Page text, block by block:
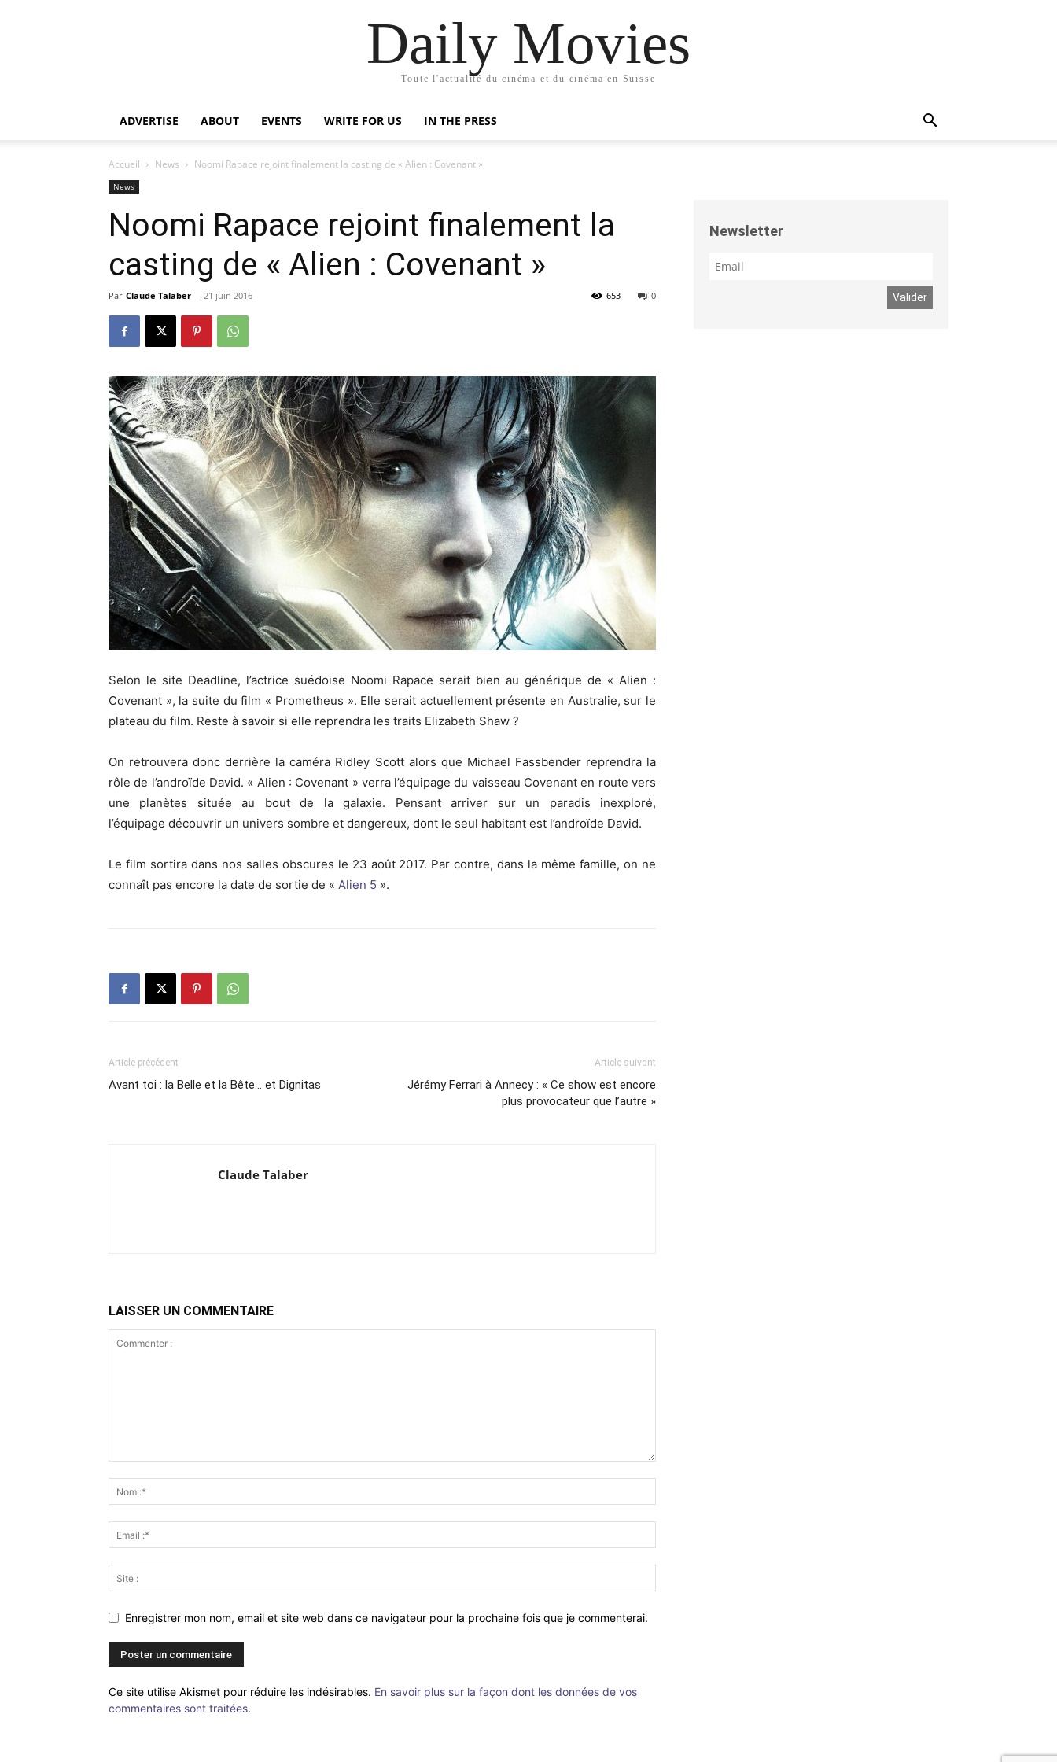
Daily Movies
Toute l'actualité du cinéma et du cinéma en Suisse
ADVERTISE ABOUT EVENTS WRITE FOR US IN THE PRESS
Accueil News Noomi Rapace rejoint finalement la casting de « Alien : Covenant »
News
Noomi Rapace rejoint finalement la
casting de « Alien : Covenant »
Par Claude Talaber - 21 juin 2016 0
653
Selon le site Deadline, l’actrice suédoise Noomi Rapace serait bien au générique de « Alien :
Covenant », la suite du film « Prometheus ». Elle serait actuellement présente en Australie, sur le
plateau du film. Reste à savoir si elle reprendra les traits Elizabeth Shaw ?
On retrouvera donc derrière la caméra Ridley Scott alors que Michael Fassbender reprendra la
rôle de l’androïde David. « Alien : Covenant » verra l’équipage du vaisseau Covenant en route vers
une planètes située au bout de la galaxie. Pensant arriver sur un paradis inexploré,
l’équipage découvrir un univers sombre et dangereux, dont le seul habitant est l’androïde David.
Le film sortira dans nos salles obscures le 23 août 2017. Par contre, dans la même famille, on ne
connaît pas encore la date de sortie de « Alien 5 ».
Article précédent
Avant toi : la Belle et la Bête… et Dignitas
Article suivant
Jérémy Ferrari à Annecy : « Ce show est encore
plus provocateur que l’autre »
Claude Talaber
LAISSER UN COMMENTAIRE
Enregistrer mon nom, email et site web dans ce navigateur pour la prochaine fois que je commenterai.
Ce site utilise Akismet pour réduire les indésirables. En savoir plus sur la façon dont les données de vos
commentaires sont traitées.
Newsletter